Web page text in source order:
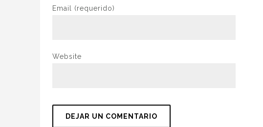
Email (requerido)
Website